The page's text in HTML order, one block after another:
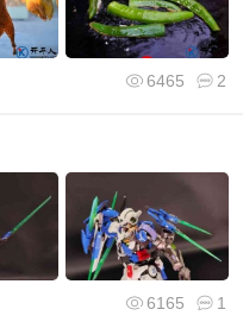
2
6465
1
6165